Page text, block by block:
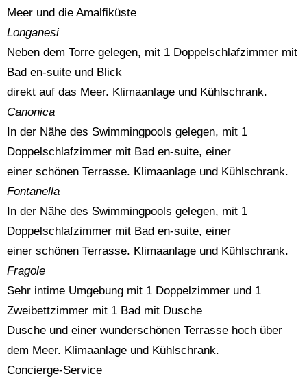
Meer und die Amalfiküste
Longanesi
Neben dem Torre gelegen, mit 1 Doppelschlafzimmer mit
Bad en-suite und Blick
direkt auf das Meer. Klimaanlage und Kühlschrank.
Canonica
In der Nähe des Swimmingpools gelegen, mit 1
Doppelschlafzimmer mit Bad en-suite, einer
einer schönen Terrasse. Klimaanlage und Kühlschrank.
Fontanella
In der Nähe des Swimmingpools gelegen, mit 1
Doppelschlafzimmer mit Bad en-suite, einer
einer schönen Terrasse. Klimaanlage und Kühlschrank.
Fragole
Sehr intime Umgebung mit 1 Doppelzimmer und 1
Zweibettzimmer mit 1 Bad mit Dusche
Dusche und einer wunderschönen Terrasse hoch über
dem Meer. Klimaanlage und Kühlschrank.
Concierge-Service